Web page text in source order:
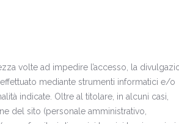
volte ad impedire l’accesso, la
mediante strumenti informatici e/o
indicate. Oltre al titolare, in alcuni casi,
del sito (personale amministrativo,